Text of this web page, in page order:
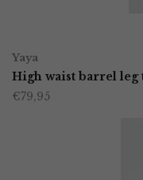
product
heeft
Yaya
High waist barrel
€79,95